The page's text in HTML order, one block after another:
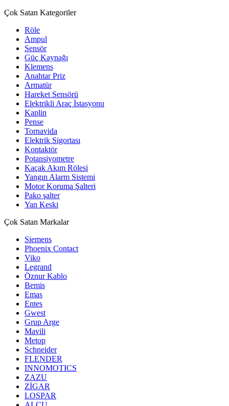
Çok Satan Kategoriler
Röle
Ampul
Sensör
Güç Kaynağı
Klemens
Anahtar Priz
Armatür
Hareket Sensörü
Elektrikli Araç İstasyonu
Kaplin
Pense
Tornavida
Elektrik Sigortası
Kontaktör
Potansiyometre
Kaçak Akım Rölesi
Yangın Alarm Sistemi
Motor Koruma Şalteri
Pako şalter
Yan Keski
Çok Satan Markalar
Siemens
Phoenix Contact
Viko
Legrand
Öznur Kablo
Bemis
Emas
Entes
Gwest
Grup Arge
Mavili
Metop
Schneider
FLENDER
INNOMOTICS
ZAZU
ZİGAR
LOSPAR